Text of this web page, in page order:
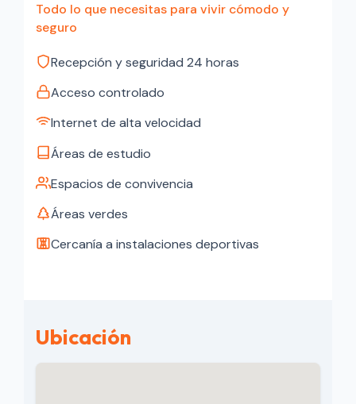
Todo lo que necesitas para vivir cómodo y
seguro
Recepción y seguridad 24 horas
Acceso controlado
Internet de alta velocidad
Áreas de estudio
Espacios de convivencia
Áreas verdes
Cercanía a instalaciones deportivas
Ubicación